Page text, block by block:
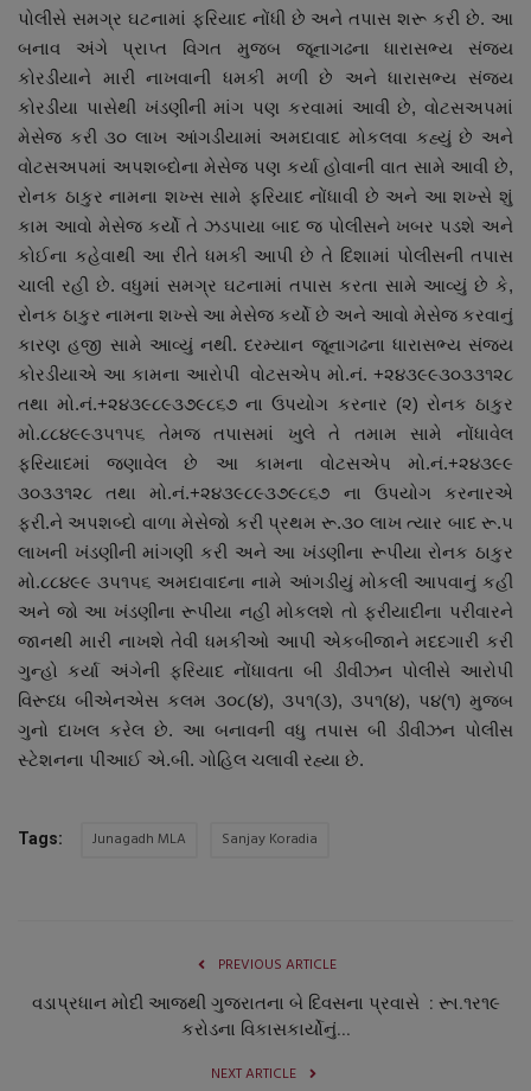
સ્થાનિક સમાચાર
સ્પોર્ટ્સ
રાશિફળ
ગુનાખોરી
બોલિવૂડ
સ્વાસ્થ્ય
પોલીસે સમગ્ર ઘટનામાં ફરિયાદ નોંધી છે અને તપાસ શરૂ કરી છે. આ
બનાવ અંગે પ્રાપ્ત વિગત મુજબ જૂનાગઢના ધારાસભ્ય સંજય
કોરડીયાને મારી નાખવાની ધમકી મળી છે અને ધારાસભ્ય સંજય
કોરડીયા પાસેથી ખંડણીની માંગ પણ કરવામાં આવી છે, વોટસઅપમાં
મેસેજ કરી ૩૦ લાખ આંગડીયામાં અમદાવાદ મોકલવા કહ્યું છે અને
વોટસઅપમાં અપશબ્દોના મેસેજ પણ કર્યા હોવાની વાત સામે આવી છે,
રોનક ઠાકુર નામના શખ્સ સામે ફરિયાદ નોંધાવી છે અને આ શખ્સે શું
કામ આવો મેસેજ કર્યો તે ઝડપાયા બાદ જ પોલીસને ખબર પડશે અને
કોઈના કહેવાથી આ રીતે ધમકી આપી છે તે દિશામાં પોલીસની તપાસ
ચાલી રહી છે. વધુમાં સમગ્ર ઘટનામાં તપાસ કરતા સામે આવ્યું છે કે,
રોનક ઠાકુર નામના શખ્સે આ મેસેજ કર્યો છે અને આવો મેસેજ કરવાનું
કારણ હજી સામે આવ્યું નથી. દરમ્યાન જૂનાગઢના ધારાસભ્ય સંજય
કોરડીયાએ આ કામના આરોપી વોટસએપ મો.નં. +૨૪૩૯૯૩૦૩૩૧૨૮
તથા મો.નં.+૨૪૩૯૮૯૩૭૯૮૬૭ ના ઉપયોગ કરનાર (૨) રોનક ઠાકુર
મો.૮૮૪૯૯૩૫૧૫૬ તેમજ તપાસમાં ખુલે તે તમામ સામે નોંધાવેલ
ફરિયાદમાં જણાવેલ છે આ કામના વોટસએપ મો.નં.+૨૪૩૯૯
૩૦૩૩૧૨૮ તથા મો.નં.+૨૪૩૯૮૯૩૭૯૮૬૭ ના ઉપયોગ કરનારએ
ફરી.ને અપશબ્દો વાળા મેસેજો કરી પ્રથમ રૂ.૩૦ લાખ ત્યાર બાદ રૂ.૫
લાખની ખંડણીની માંગણી કરી અને આ ખંડણીના રૂપીયા રોનક ઠાકુર
મો.૮૮૪૯૯ ૩૫૧૫૬ અમદાવાદના નામે આંગડીયું મોકલી આપવાનું કહી
અને જો આ ખંડણીના રૂપીયા નહીં મોકલશે તો ફરીયાદીના પરીવારને
જાનથી મારી નાખશે તેવી ધમકીઓ આપી એકબીજાને મદદગારી કરી
ગુન્હો કર્યા અંગેની ફરિયાદ નોંધાવતા બી ડીવીઝન પોલીસે આરોપી
વિરૂધ્ધ બીએનએસ કલમ ૩૦૮(૪), ૩પ૧(૩), ૩પ૧(૪), પ૪(૧) મુજબ
ગુનો દાખલ કરેલ છે. આ બનાવની વધુ તપાસ બી ડીવીઝન પોલીસ
સ્ટેશનના પીઆઈ એ.બી. ગોહિલ ચલાવી રહ્યા છે.
Tags: Junagadh MLA Sanjay Koradia
PREVIOUS ARTICLE
વડાપ્રધાન મોદી આજથી ગુજરાતના બે દિવસના પ્રવાસે : રૂા.૧ર૧૯
કરોડના વિકાસકાર્યોનું...
NEXT ARTICLE